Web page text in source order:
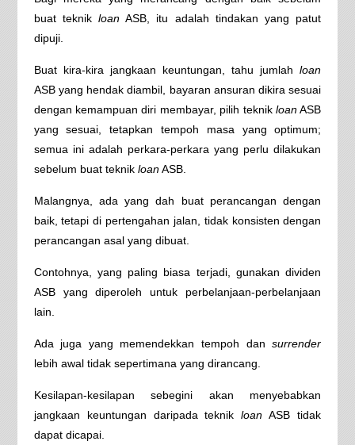
buat teknikloan ASB, itu adalah tindakan yang patut
dipuji.
Buat kira-kira jangkaan keuntungan, tahu jumlahloan
ASB yang hendak diambil, bayaran ansuran dikira sesuai
dengan kemampuan diri membayar, pilih teknikloanASB
yang sesuai, tetapkan tempoh masa yang optimum;
semua ini adalah perkara-perkara yang perlu dilakukan
sebelum buat teknik loanASB.
Malangnya, ada yang dah buat perancangan dengan
baik, tetapi di pertengahan jalan, tidak konsisten dengan
perancangan asal yang dibuat.
Contohnya, yang paling biasa terjadi, gunakan dividen
ASB yang diperoleh untuk perbelanjaan-perbelanjaan
lain.
Ada juga yang memendekkan tempoh dansurrender
lebih awal tidak sepertimana yang dirancang.
Kesilapan-kesilapan sebegini akan menyebabkan
jangkaan keuntungan daripada teknikloan ASB tidak
dapat dicapai.